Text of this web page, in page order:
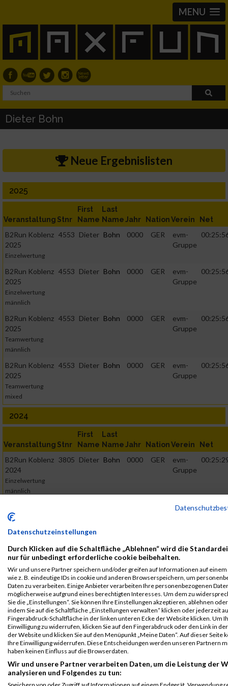
MENU
Dieter Bohn
Neue Ergebnislisten
2025
Veranstaltung Stnr
First
Name
Last
NameJahr NationVerein Net
B2Run Koblenz
2025
Einzelwertung
4553 Dieter Bohn 0000 GER
evm-
Gruppe
B2Run Koblenz
2025
Einzelwertung
männlich
4553 Dieter Bohn 0000 GER
evm-
Gruppe
B2Run Koblenz
2025
Teamwertung
männlich
4553 Dieter Bohn 0000 GER
evm-
Gruppe
B2Run Koblenz
2025
Teamwertung
mixed
4553 Dieter Bohn 0000 GER
evm-
Gruppe
2024
Veranstaltung Stnr
First
Name
Last
NameJahr NationVerein Net
B2Run Koblenz
2024
Einzelwertung
männlich
3805 Dieter Bohn 0000 GER
evm-
Gruppe
2024
evm-
B2Run Koblenz
Teamwertung
mixed
3805 Dieter Bohn 0000 GER
evm-
B2Run Koblenz
2024
Einzelwertung
3805 Dieter Bohn 2003
2023
Veranstaltung Stnr
Name
Name
Nation Net
Datenschutzeinstellungen
Durch Klicken auf die Schaltfläche „Ablehnen“ wird die
nur für unbedingt erforderliche cookie beibehalten.
Wir und unsere Partner speichern und/oder greifen auf Informationen auf einem
wie z. B. eindeutige IDs in cookie und anderen Browserspeichern, um
Daten zu verarbeiten. Einige Anbieter verarbeiten Ihre personenbezogenen
möglicherweise aufgrund eines berechtigten Interesses. Um dem zu
Sie die „Einstellungen“. Sie können Ihre Einstellungen akzeptieren, ablehnen
indem Sie auf die Schaltfläche „Einstellungen verwalten“ klicken oder jederzeit
Fingerabdruck-Schaltfläche in der linken unteren Ecke der Website klicken. Um
Einwilligung zu widerrufen, klicken Sie auf den Fingerabdruck oder den Link in
der Website und klicken Sie auf den Menüpunkt „Meine Daten“. Auf dieser Seite
Ihre Einwilligung widerrufen. Diese Entscheidungen werden unseren Partnern
haben keinen Einfluss auf die Browserdaten.
Wir und unsere Partner verarbeiten Daten, um die Leistung der
analysieren und Folgendes zu tun:
Speichern von oder Zugriff auf Informationen auf einem Endgerät. Verwendung